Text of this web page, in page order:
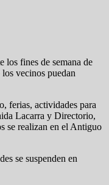
los fines de semana de
vecinos puedan
ferias, actividades para
Lacarra y Directorio,
se realizan en el Antiguo
se suspenden en